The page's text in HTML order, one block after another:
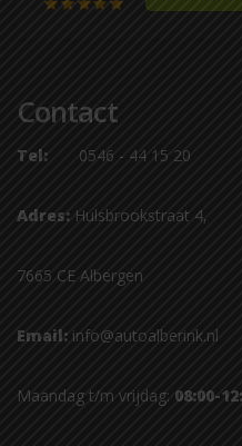
Contact
Tel: 0546 - 44 15 20
Adres: Hulsbrookstraat 4,
7665 CE Albergen
Email: info@autoalberink.nl
Maandag t/m vrijdag: 08:00-